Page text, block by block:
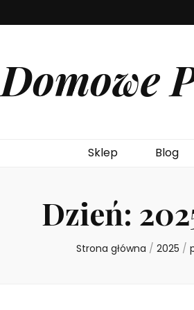
Domowe
Sklep Blog
Dzień:
Strona główna / 2025 /